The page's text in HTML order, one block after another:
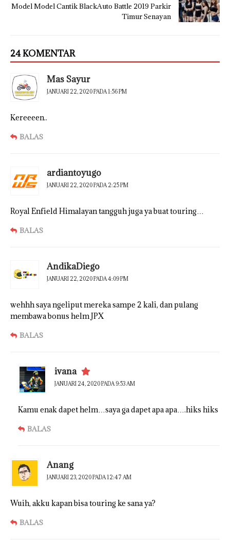
Model Model Cantik BlackAuto Battle 2019 Parkir
Timur Senayan
24 KOMENTAR
Mas Sayur
JANUARI 22, 2020 PADA 1:56 PM
Kereeeen..
BALAS
ardiantoyugo
JANUARI 22, 2020 PADA 2:25 PM
Royal Enfield Himalayan tangguh juga ya buat touring…
BALAS
AndikaDiego
JANUARI 22, 2020 PADA 4:09 PM
wehhh saya ngeliput mereka sampe 2 kali, dan pulang
membawa bonus helm JPX
BALAS
ivana
JANUARI 24, 2020 PADA 9:53 AM
Kamu enak dapet helm…saya ga dapet apa apa….hiks hiks
BALAS
Anang
JANUARI 23, 2020 PADA 12:47 AM
Wuih, akku kapan bisa touring ke sana ya?
BALAS